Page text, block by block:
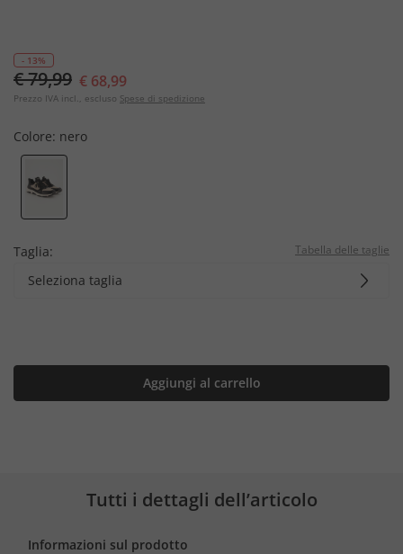
- 13%
€ 79,99 € 68,99
Prezzo IVA incl., escluso Spese di spedizione
Colore: nero
Taglia: Tabella delle taglie
Seleziona taglia
Aggiungi al carrello
Tutti i dettagli dell’articolo
Informazioni sul prodotto